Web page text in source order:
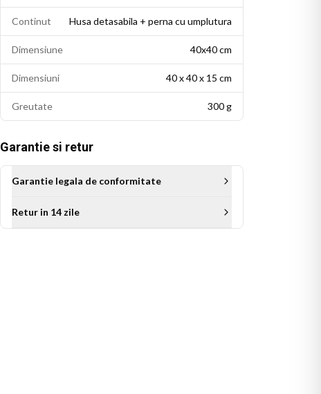
Continut Husa detasabila + perna cu umplutura
Dimensiune 40x40 cm
Dimensiuni 40 x 40 x 15 cm
Greutate 300 g
Garantie si retur
Garantie legala de conformitate
Retur in 14 zile